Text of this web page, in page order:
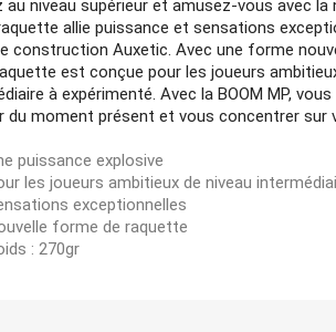
au niveau supérieur et amusez-vous avec la
allie puissance et sensations
construction Auxetic. Avec une forme
est conçue pour les joueurs
à expérimenté. Avec la BOOM MP,
du moment présent et vous concentrer sur
puissance explosive
les joueurs ambitieux de niveau
exceptionnelles
forme de raquette
: 270gr